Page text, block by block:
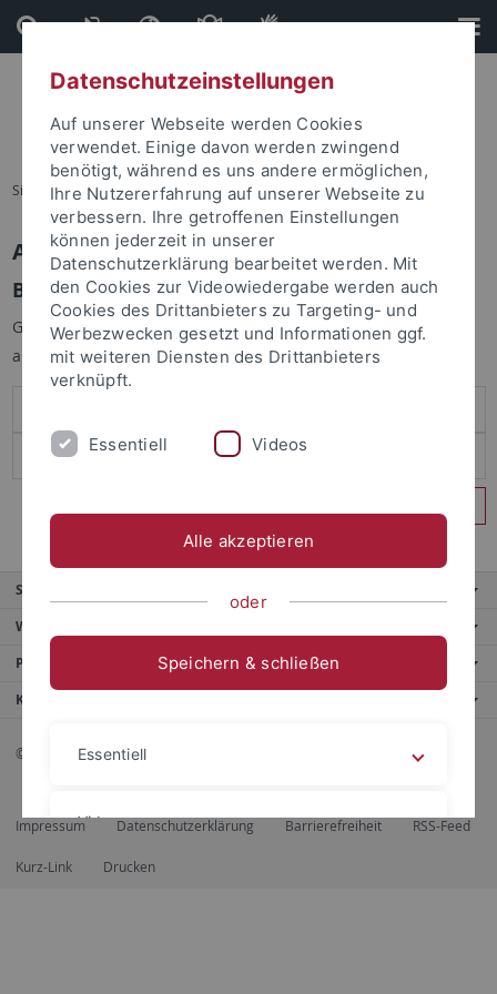
Direkt
zum
Inhalt
Direkt
zur
Fußleiste
Sie sind hier: Startseite
Anmelden
Benutzeranmeldung
Geben Sie Ihren Benutzernamen und Ihr Passwort an um sich
anzumelden:
Service
Weitere Angebote
Portale
Kontaktinfo
© 2026 Eberhard Karls Universität Tübingen, Tübingen
Impressum Datenschutzerklärung Barrierefreiheit RSS-Feed
Kurz-Link Drucken
Datenschutzeinstellungen
Auf unserer Webseite werden Cookies
verwendet. Einige davon werden zwingend
benötigt, während es uns andere ermöglichen,
Ihre Nutzererfahrung auf unserer Webseite zu
verbessern. Ihre getroffenen Einstellungen
können jederzeit in unserer
Datenschutzerklärung bearbeitet werden. Mit
den Cookies zur Videowiedergabe werden auch
Cookies des Drittanbieters zu Targeting- und
Werbezwecken gesetzt und Informationen ggf.
mit weiteren Diensten des Drittanbieters
verknüpft.
Essentiell Videos
Alle akzeptieren
oder
Speichern & schließen
Essentiell
Videos